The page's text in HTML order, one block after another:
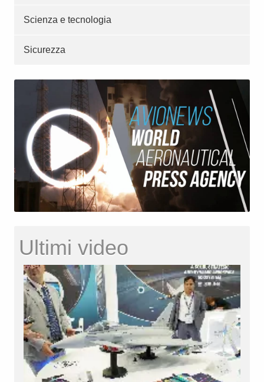
Scienza e tecnologia
Sicurezza
Ultimi video